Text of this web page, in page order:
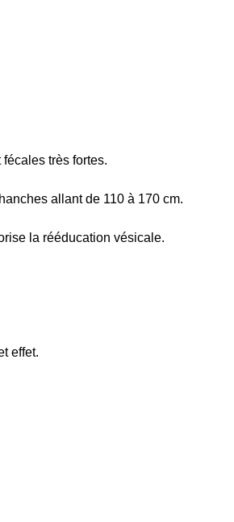
très fortes.
allant de 110 à 170 cm.
la rééducation vésicale.
effet.